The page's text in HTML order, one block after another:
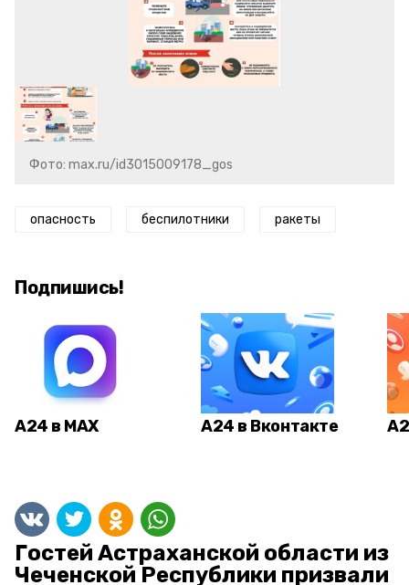
Фото: max.ru/id3015009178_gos
опасность беспилотники ракеты
Подпишись!
А24 в MAX А24 в Вконтакте
Гостей Астраханской области из
Чеченской Республики призвали